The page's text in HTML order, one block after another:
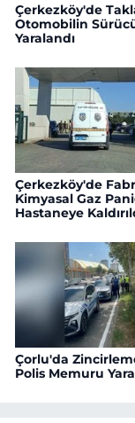
Çerkezköy'de
Otomobilin
Yaralandı
Çerkezköy'de
Kimyasal Gaz
Hastaneye
Çorlu'da
Polis Memuru